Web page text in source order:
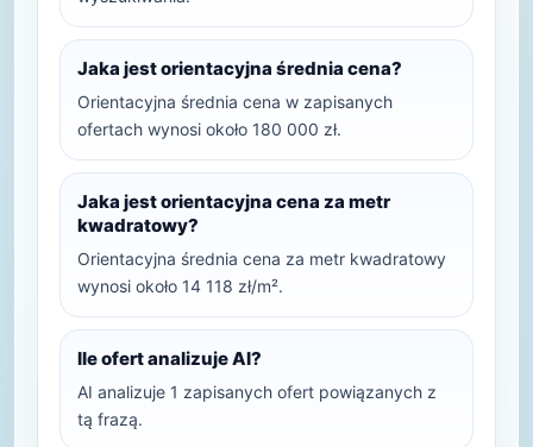
Jaka jest orientacyjna średnia cena?
Orientacyjna średnia cena w zapisanych
ofertach wynosi około 180 000 zł.
Jaka jest orientacyjna cena za metr
kwadratowy?
Orientacyjna średnia cena za metr kwadratowy
wynosi około 14 118 zł/m².
Ile ofert analizuje AI?
AI analizuje 1 zapisanych ofert powiązanych z
tą frazą.